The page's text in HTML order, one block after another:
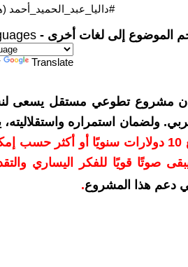
#داليا_عبد_الحميد_أحمد
الموضوع إلى لغات أخرى -
Translate
مشروع تطوعي مستقل يسعى لنشر
ولضمان استمراره
بدعمكم بمبلغ 10 دولارات سنويًا أو
صوتًا قويًا للفكر اليساري
دعم هذا المشروع.